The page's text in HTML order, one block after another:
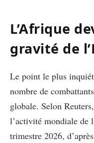
L’Afrique
gravité de
Le point le plus
nombre de
globale. Selon
l’activité mondiale de
trimestre 2026,